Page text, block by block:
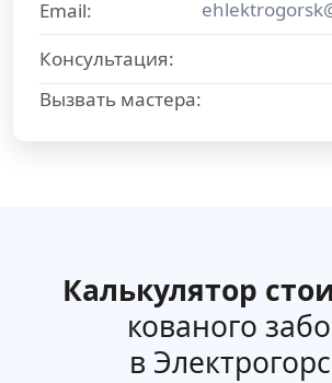
Email:
Консультация:
Вызвать мастера:
Калькулятор
кованого
в